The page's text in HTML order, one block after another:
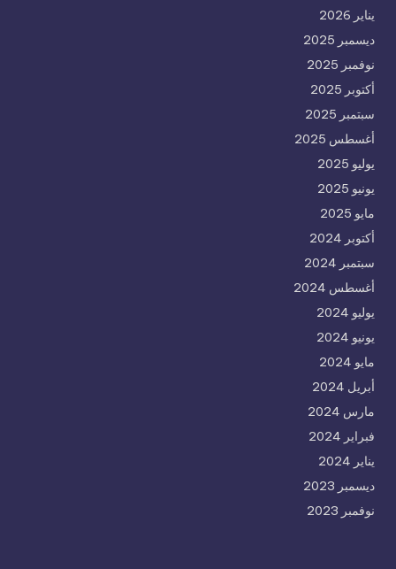
يناير 2026
ديسمبر 2025
نوفمبر 2025
أكتوبر 2025
سبتمبر 2025
أغسطس 2025
يوليو 2025
يونيو 2025
مايو 2025
أكتوبر 2024
سبتمبر 2024
أغسطس 2024
يوليو 2024
يونيو 2024
مايو 2024
أبريل 2024
مارس 2024
فبراير 2024
يناير 2024
ديسمبر 2023
نوفمبر 2023